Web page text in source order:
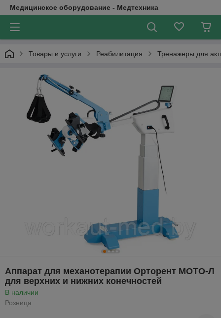
Медицинское оборудование - Медтехника
Товары и услуги Реабилитация Тренажеры для
Аппарат для механотерапии Орторент МОТО-Л
для верхних и нижних конечностей
В наличии
Розница